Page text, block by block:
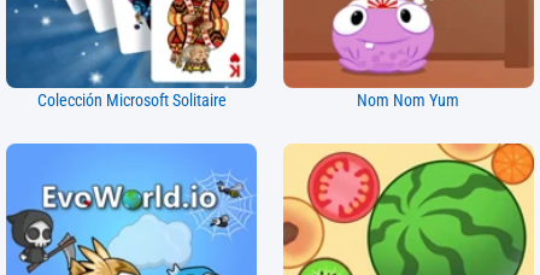
Colección Microsoft Solitaire Nom Nom Yum